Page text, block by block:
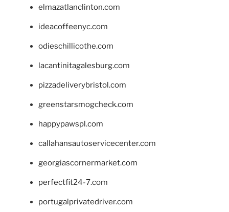
elmazatlanclinton.com
ideacoffeenyc.com
odieschillicothe.com
lacantinitagalesburg.com
pizzadeliverybristol.com
greenstarsmogcheck.com
happypawspl.com
callahansautoservicecenter.com
georgiascornermarket.com
perfectfit24-7.com
portugalprivatedriver.com